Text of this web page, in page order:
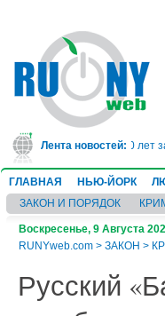
Лента новостей:
сядет в тюрьму на 10 лет
ГЛАВНАЯ НЬЮ-ЙОРК
ЗАКОН И ПОРЯДОК
Воскресенье, 9 Августа
RUNYweb.com > ЗАКОН >
Русский